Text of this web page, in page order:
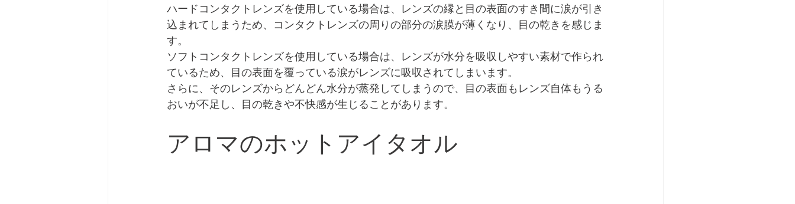
ハードコンタクトレンズを使用している場合は、レンズの縁と目の表面のすき間に涙が引き
込まれてしまうため、コンタクトレンズの周りの部分の涙膜が薄くなり、目の乾きを感じま
す。
ソフトコンタクトレンズを使用している場合は、レンズが水分を吸収しやすい素材で作られ
ているため、目の表面を覆っている涙がレンズに吸収されてしまいます。
さらに、そのレンズからどんどん水分が蒸発してしまうので、目の表面もレンズ自体もうる
おいが不足し、目の乾きや不快感が生じることがあります。
アロマのホットアイタオル